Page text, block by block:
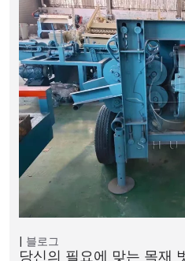
블로그
당신의 필요에 맞는 목재